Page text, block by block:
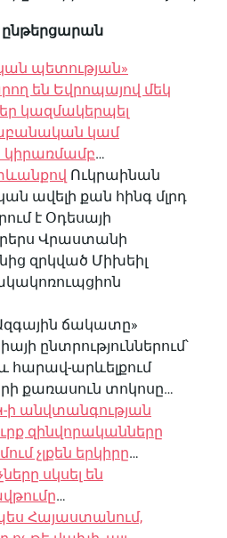
պետության»
են Եվրոպայով մեկ
կազմակերպել
կամ
կիրառմամբ…
Ուկրաինան
ավելի քան հինգ մլրդ
է Օդեսայի
Վրաստանի
զրկված Միխեիլ
ճակատը»
ընտրություններում՝
և հարավ-արևելքում
քառասուն տոկոսը…
ի անվտանգության
զինվորականները
չլքեն երկիրը…
սկսել են
…
Հայաստանում,